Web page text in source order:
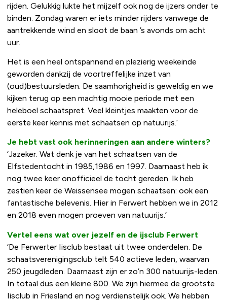
rijden. Gelukkig lukte het mijzelf ook nog de ijzers onder te
binden. Zondag waren er iets minder rijders vanwege de
aantrekkende wind en sloot de baan ’s avonds om acht
uur.
Het is een heel ontspannend en plezierig weekeinde
geworden dankzij de voortreffelijke inzet van
(oud)bestuursleden. De saamhorigheid is geweldig en we
kijken terug op een machtig mooie periode met een
heleboel schaatspret. Veel kleintjes maakten voor de
eerste keer kennis met schaatsen op natuurijs.’
Je hebt vast ook herinneringen aan andere winters?
‘Jazeker. Wat denk je van het schaatsen van de
Elfstedentocht in 1985,1986 en 1997. Daarnaast heb ik
nog twee keer onofficieel de tocht gereden. Ik heb
zestien keer de Weissensee mogen schaatsen: ook een
fantastische belevenis. Hier in Ferwert hebben we in 2012
en 2018 even mogen proeven van natuurijs.’
Vertel eens wat over jezelf en de ijsclub Ferwert
‘De Ferwerter Iisclub bestaat uit twee onderdelen. De
schaatsverenigingsclub telt 540 actieve leden, waarvan
250 jeugdleden. Daarnaast zijn er zo’n 300 natuurijs-leden.
In totaal dus een kleine 800. We zijn hiermee de grootste
Iisclub in Friesland en nog verdienstelijk ook. We hebben